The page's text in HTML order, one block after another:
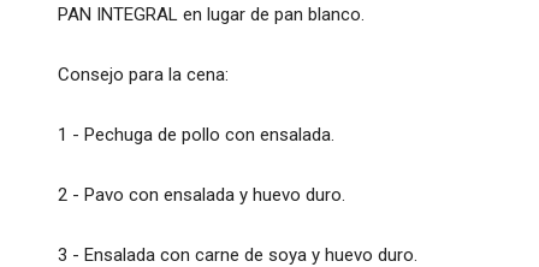
PAN INTEGRAL en lugar de pan blanco.
Consejo para la cena:
1 - Pechuga de pollo con ensalada.
2 - Pavo con ensalada y huevo duro.
3 - Ensalada con carne de soya y huevo duro.